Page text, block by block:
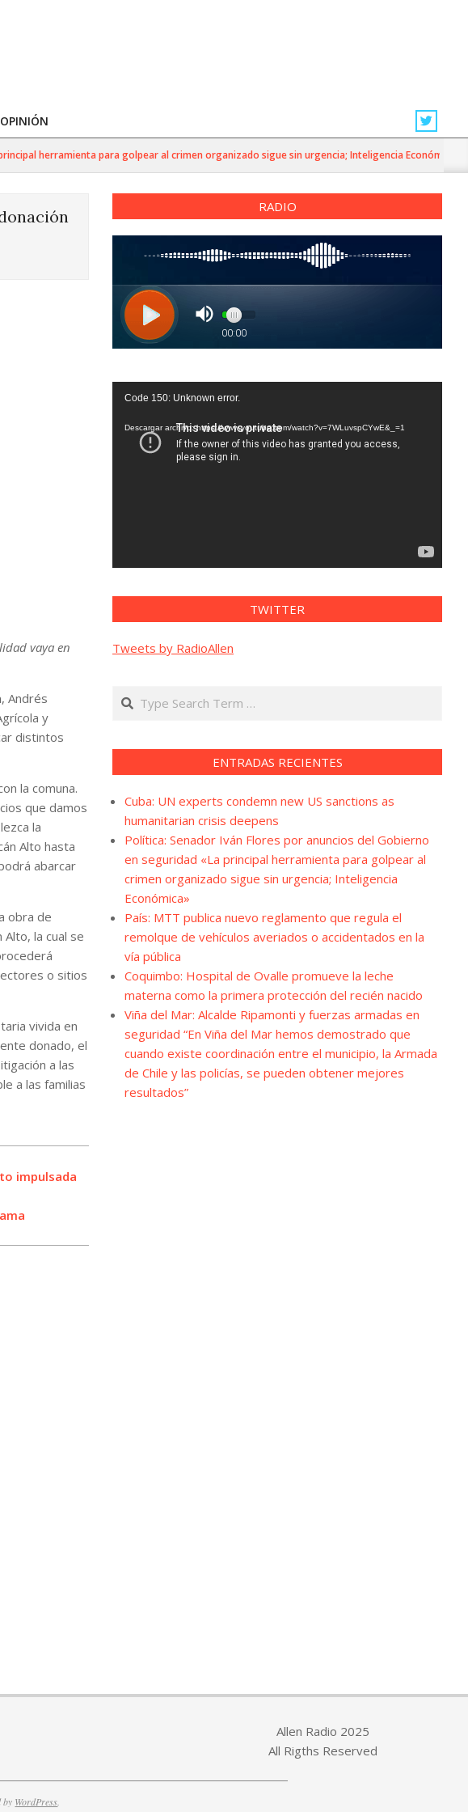
OPINIÓN
herramienta para golpear al crimen organizado sigue sin urgencia; Inteligencia Económica»
vaya en
Andrés
y
distintos
la comuna.
que damos
la
Alto hasta
abarcar
obra de
la cual se
o sitios
vivida en
donado, el
a las
a las familias
impulsada
RADIO
Reproductor
vídeo
Code 150: Unknown error.
Descargar archivo: https://www.youtube.com/watch?v=7WLuvspCYwE&_=1
TWITTER
Tweets by RadioAllen
Search
ENTRADAS RECIENTES
Cuba: UN experts condemn new US sanctions as
humanitarian crisis deepens
Política: Senador Iván Flores por anuncios del Gobierno
en seguridad «La principal herramienta para golpear al
crimen organizado sigue sin urgencia; Inteligencia
Económica»
País: MTT publica nuevo reglamento que regula el
remolque de vehículos averiados o accidentados en la
vía pública
Coquimbo: Hospital de Ovalle promueve la leche
materna como la primera protección del recién nacido
Viña del Mar: Alcalde Ripamonti y fuerzas armadas en
seguridad “En Viña del Mar hemos demostrado que
cuando existe coordinación entre el municipio, la Armada
de Chile y las policías, se pueden obtener mejores
resultados”
Allen Radio 2025
All Rigths Reserved
by WordPress